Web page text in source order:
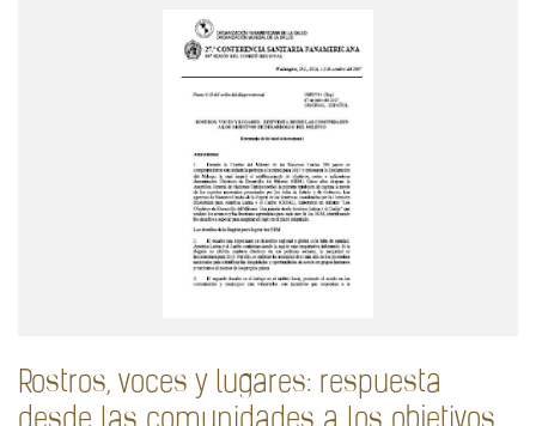
Rostros, voces y lugares: respuesta